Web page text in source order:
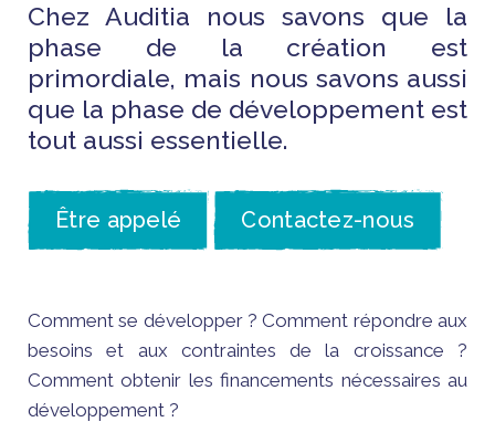
Chez Auditia nous savons que la
phase de la création est
primordiale, mais nous savons aussi
que la phase de développement est
tout aussi essentielle.
Être appelé Contactez-nous
Comment se développer ? Comment répondre aux
besoins et aux contraintes de la croissance ?
Comment obtenir les financements nécessaires au
développement ?